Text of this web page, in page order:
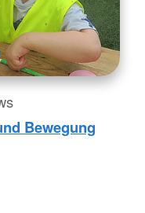
Bewegung